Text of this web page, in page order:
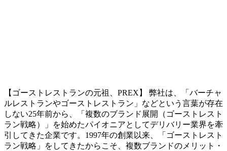
【ゴーストレストランの元祖、PREX】 弊社は、「バーチャ
ルレストランやゴーストレストラン」などという言葉が存在
しない25年前から、「複数のブランド展開（ゴーストレスト
ラン戦略）」を始めたパイオニアとしてデリバリー業界を牽
引してきた企業です。1997年の創業以来、「ゴーストレスト
ラン戦略」をしてきたからこそ、複数ブランドのメリット・